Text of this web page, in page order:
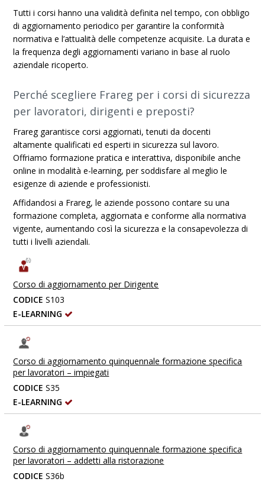
Tutti i corsi hanno una validità definita nel tempo, con obbligo
di aggiornamento periodico per garantire la conformità
normativa e l’attualità delle competenze acquisite. La durata e
la frequenza degli aggiornamenti variano in base al ruolo
aziendale ricoperto.
Perché scegliere Frareg per i corsi di sicurezza
per lavoratori, dirigenti e preposti?
Frareg garantisce corsi aggiornati, tenuti da docenti
altamente qualificati ed esperti in sicurezza sul lavoro.
Offriamo formazione pratica e interattiva, disponibile anche
online in modalità e-learning, per soddisfare al meglio le
esigenze di aziende e professionisti.
Affidandosi a Frareg, le aziende possono contare su una
formazione completa, aggiornata e conforme alla normativa
vigente, aumentando così la sicurezza e la consapevolezza di
tutti i livelli aziendali.
Corso di aggiornamento per Dirigente
CODICE S103
E-LEARNING
Corso di aggiornamento quinquennale formazione specifica
per lavoratori – impiegati
CODICE S35
E-LEARNING
Corso di aggiornamento quinquennale formazione specifica
per lavoratori – addetti alla ristorazione
CODICE S36b